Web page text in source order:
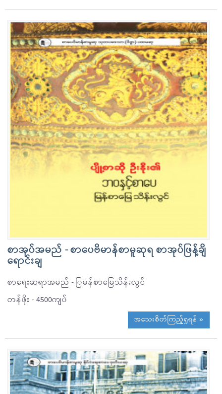
စာအုပ်အမည် - စာပေဗိမာန်စာမူဆုရ စာအုပ်ဖြန့်ချိ
ရောင်းချ
စာရေးဆရာအမည် - ြမန်စာမြေသိန်းလွင်
တန်ဖိုး - 4500ကျပ်
အသေးစိတ်ကြည့်ရှုရန် »